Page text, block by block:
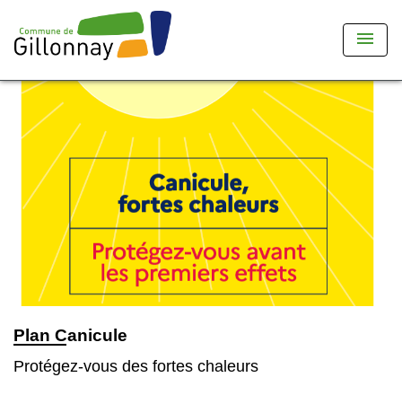
menu
Plan Canicule
Protégez-vous des fortes chaleurs